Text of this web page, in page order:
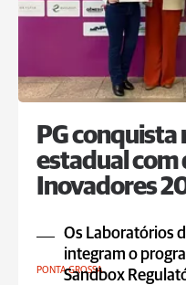
PG
estadual com
Inovadores
Os Laboratórios
integram o
Sandbox
PONTA GROSSA